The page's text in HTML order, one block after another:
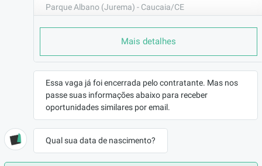
Parque Albano (Jurema) - Caucaia/CE
CONTRATO
REMUNERAÇÃO
R$1538,00
VAGA AFIRMATIVA
Não
Construção Civil
BENEFÍCIOS
Mais detalhes
Essa vaga já foi encerrada pelo contratante. Mas nos
passe suas informações abaixo para receber
oportunidades similares por email.
Qual sua data de nascimento?